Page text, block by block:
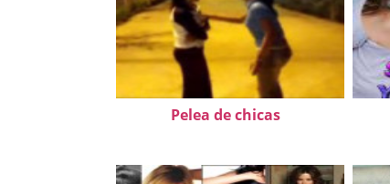
Pelea de chicas